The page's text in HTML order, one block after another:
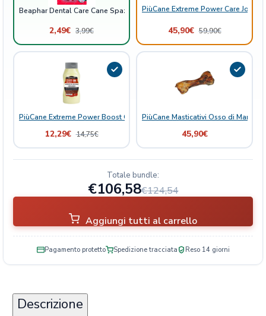
q
n
Beaphar Dental Care Cane Spazzolino da dito
2,49€ 3,99€
PiùCane Extreme Power Care Joint
45,90€ 59,90€
PiùCane Extreme Power Boost Grasso di Pecora con Aglio
12,29€ 14,75€
PiùCane Masticativi Osso di Manzo
45,90€
Totale bundle:
€106,58€124,54
Aggiungi tutti al carrello
Pagamento protetto Spedizione tracciata Reso 14 giorni
Descrizione